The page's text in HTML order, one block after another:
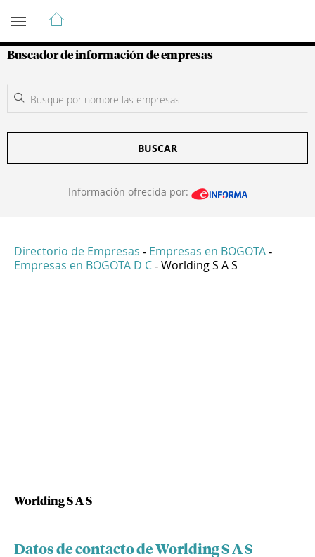
Guía de Empresas Colombianas
Buscador de información de empresas
BUSCAR
Información ofrecida por:
Directorio de Empresas - Empresas en BOGOTA -
Empresas en BOGOTA D C - Worlding S A S
Worlding S A S
Datos de contacto de Worlding S A S